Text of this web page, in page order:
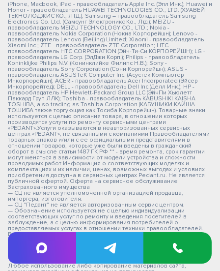
iPhone, Macbook, iPad - правообладатель Apple Inc. (Эпл Инк.); Huawei и
Honor - правообладатель HUAWEI TECHNOLOGIES CO., LTD. (ХУАВЕЙ
ТЕКНОЛОДЖИС КО., ЛТД.); Samsung – правообладатель Samsung
Electronics Co. Ltd. (Самсунг Электроникс Ко., Лтд.); MEIZU -
правообладатель MEIZU TECHNOLOGY CO., LTD.; Nokia -
правообладатель Nokia Corporation (Нокиа Корпорейшн); Lenovo -
правообладатель Lenovo (Beijing) Limited; Xiaomi - правообладатель
Xiaomi Inc.; ZTE - правообладатель ZTE Corporation; HTC -
правообладатель HTC CORPORATION (Эйч-Ти-Си КОРПОРЕЙШН); LG -
правообладатель LG Corp. (ЭлДжи Корп.); Philips - правообладатель
Koninklijke Philips N.V. (Конинклийке Филипс Н.В.); Sony -
правообладатель Sony Corporation (Сони Корпорейшн); ASUS -
правообладатель ASUSTeK Computer Inc. (Асустек Компьютер
Инкорпорейшн); ACER - правообладатель Acer Incorporated (Эйсер
Инкорпорейтед); DELL - правообладатель Dell Inc.(Делл Инк.); HP -
правообладатель HP Hewlett-Packard Group LLC (ЭйчПи Хьюлетт
Паккард Груп ЛЛК); Toshiba - правообладатель KABUSHIKI KAISHA
TOSHIBA, also trading as Toshiba Corporation (КАБУШИКИ КАЙША
ТОШИБА также торгующая как Тосиба Корпорейшн). Товарные знаки
используется с целью описания товара, в отношении которых
производятся услуги по ремонту сервисными центрами
«PEDANT».Услуги оказываются в неавторизованных сервисных
центрах «PEDANT», не связанными с компаниями Правообладателями
товарных знаков и/или с ее официальными представителями в
отношении товаров, которые уже были введены в гражданский
оборот в смысле статьи 1487 ГК РФ ** - время ремонта, срок гарантии
могут меняться в зависимости от модели устройства и сложности
проводимых работ Информация о соответствующих моделях и
комплектациях и их наличии, ценах, возможных выгодах и условиях
приобретения доступна в сервисных центрах Pedant.ru. Не является
публичной офертой. Оферта на сервисное обслуживание
Застрахованного имущества
— СЦ не является уполномоченной организацией продавца,
импортера, изготовителя.
— СЦ "Педант" не является авторизованным сервис центром.
— Обозначение используется не с целью индивидуализации
соответствующих услуг по ремонту и введения посетителей в
заблуждение, а с целью информирования потребителей о
предоставляемых услугах в отношении техники правообладателей.
Вся информация на сайте носит исключительно информационный
характер.
© 2026 pedant-ekaterinburg.ru
Любое использование либо копирование материалов сайта,